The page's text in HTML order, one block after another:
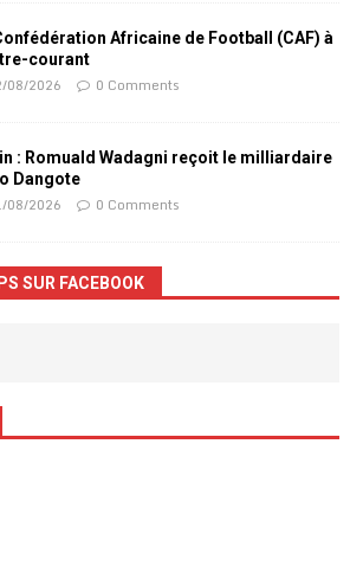
Africaine de Football (CAF) à
courant
08/2026 0 Comments
: Romuald Wadagni reçoit le milliardaire
Dangote
08/2026 0 Comments
SUR FACEBOOK